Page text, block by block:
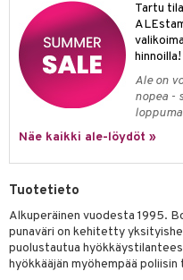
Tartu
hinnoilla!
Ale on
nopea -
Näe kaikki ale-löydöt »
Tuotetieto
Alkuperäinen vuodesta 1995.
punaväri on kehitetty
puolustautua
hyökkääjän myöhempää